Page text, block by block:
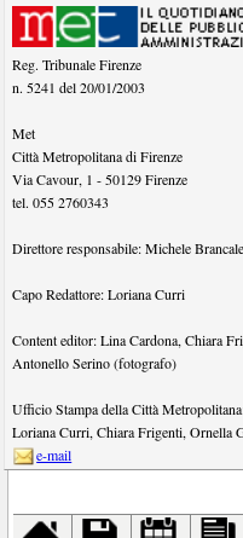
Reg. Tribunale Firenze
n. 5241 del 20/01/2003
Met
Città Metropolitana di Firenze
Via Cavour, 1 - 50129 Firenze
tel.055 2760343
Direttore responsabile:Michele Brancale
Capo Redattore:Loriana Curri
Content editor:Lina Cardona,Chiara
Antonello Serino (fotografo)
Ufficio Stampa della Città
Loriana Curri,Chiara Frigenti,Ornella
e-mail